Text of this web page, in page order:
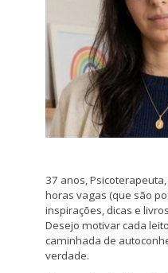
37 anos,
horas vagas (que são
inspirações, dicas e
Desejo motivar cada
caminhada de
verdade.